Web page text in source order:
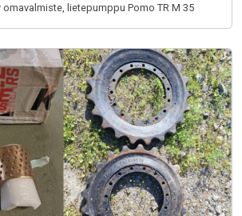
omavalmiste, lietepumppu Pomo TR M 35